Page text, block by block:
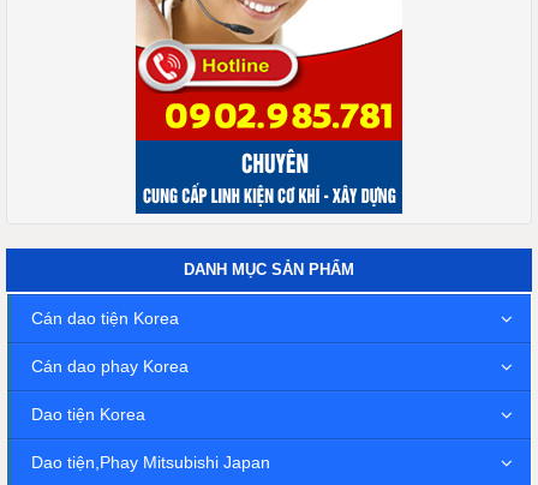
DANH MỤC SẢN PHẨM
Cán dao tiện Korea
Cán dao phay Korea
Dao tiện Korea
Dao tiện,Phay Mitsubishi Japan